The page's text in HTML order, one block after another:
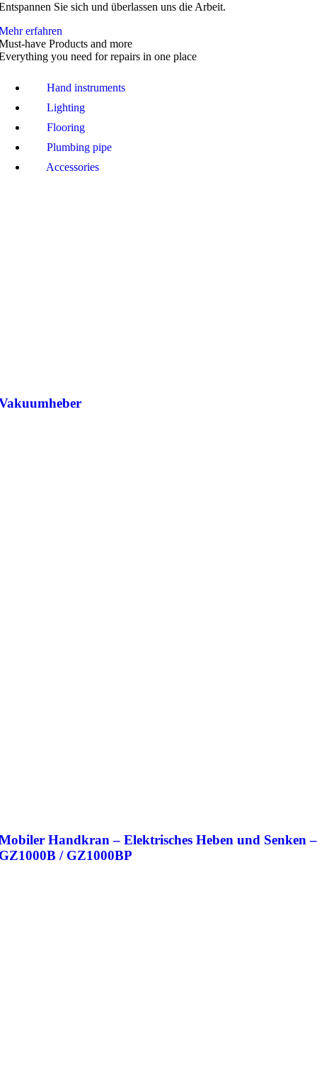
Sie sich und überlassen uns die Arbeit.
erfahren
have Products and more
you need for repairs in one place
Hand instruments
Lighting
Flooring
Plumbing pipe
Accessories
Handkran – Elektrisches Heben und Senken –
/ GZ1000BP